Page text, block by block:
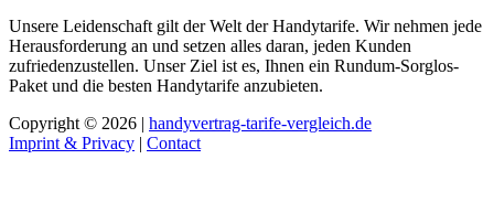
Unsere Leidenschaft gilt der Welt der Handytarife. Wir nehmen jede
Herausforderung an und setzen alles daran, jeden Kunden
zufriedenzustellen. Unser Ziel ist es, Ihnen ein Rundum-Sorglos-
Paket und die besten Handytarife anzubieten.
Copyright © 2026 | handyvertrag-tarife-vergleich.de
Imprint & Privacy | Contact